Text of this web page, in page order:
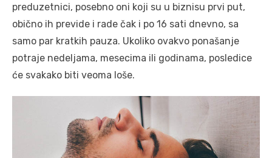
preduzetnici, posebno oni koji su u biznisu prvi put,
obično ih previde i rade čak i po 16 sati dnevno, sa
samo par kratkih pauza. Ukoliko ovakvo ponašanje
potraje nedeljama, mesecima ili godinama, posledice
će svakako biti veoma loše.